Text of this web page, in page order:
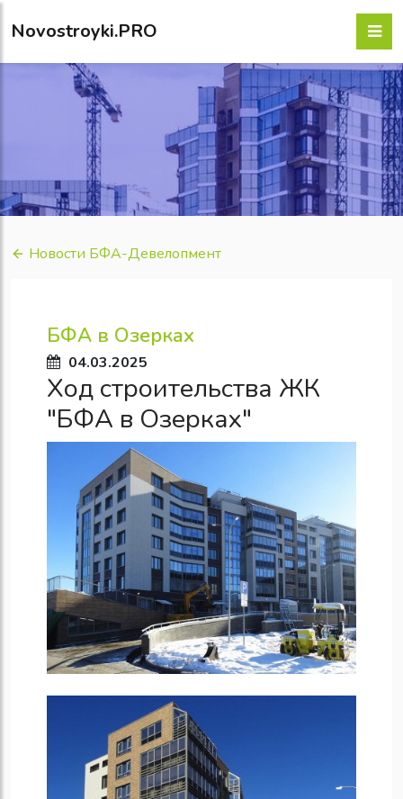
Novostroyki.PRO
Новости БФА-Девелопмент
БФА в Озерках
04.03.2025
Ход строительства ЖК
"БФА в Озерках"